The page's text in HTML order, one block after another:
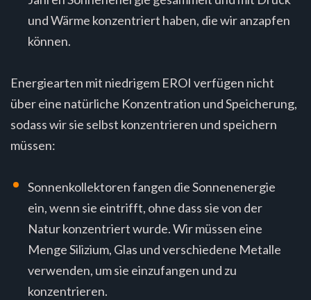
und Wärme konzentriert haben, die wir anzapfen
können.
Energiearten mit niedrigem EROI verfügen nicht
über eine natürliche Konzentration und Speicherung,
sodass wir sie selbst konzentrieren und speichern
müssen:
Sonnenkollektoren fangen die Sonnenenergie
ein, wenn sie eintrifft, ohne dass sie von der
Natur konzentriert wurde. Wir müssen eine
Menge Silizium, Glas und verschiedene Metalle
verwenden, um sie einzufangen und zu
konzentrieren.